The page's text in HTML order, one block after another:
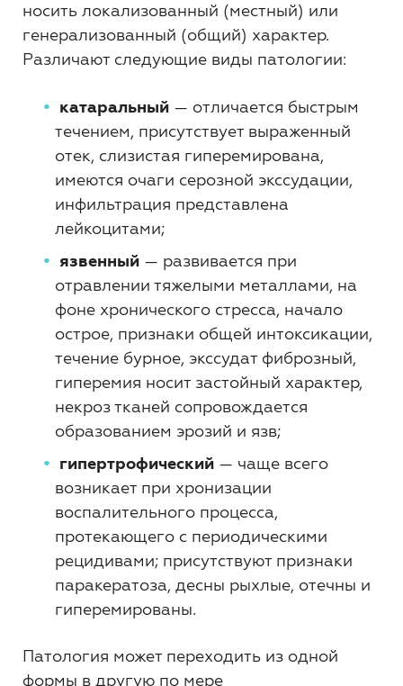
носить локализованный (местный) или
генерализованный (общий) характер.
Различают следующие виды патологии:
катаральный — отличается быстрым
течением, присутствует выраженный
отек, слизистая гиперемирована,
имеются очаги серозной экссудации,
инфильтрация представлена
лейкоцитами;
язвенный — развивается при
отравлении тяжелыми металлами, на
фоне хронического стресса, начало
острое, признаки общей интоксикации,
течение бурное, экссудат фиброзный,
гиперемия носит застойный характер,
некроз тканей сопровождается
образованием эрозий и язв;
гипертрофический — чаще всего
возникает при хронизации
воспалительного процесса,
протекающего с периодическими
рецидивами; присутствуют признаки
паракератоза, десны рыхлые, отечны и
гиперемированы.
Патология может переходить из одной
формы в другую по мере